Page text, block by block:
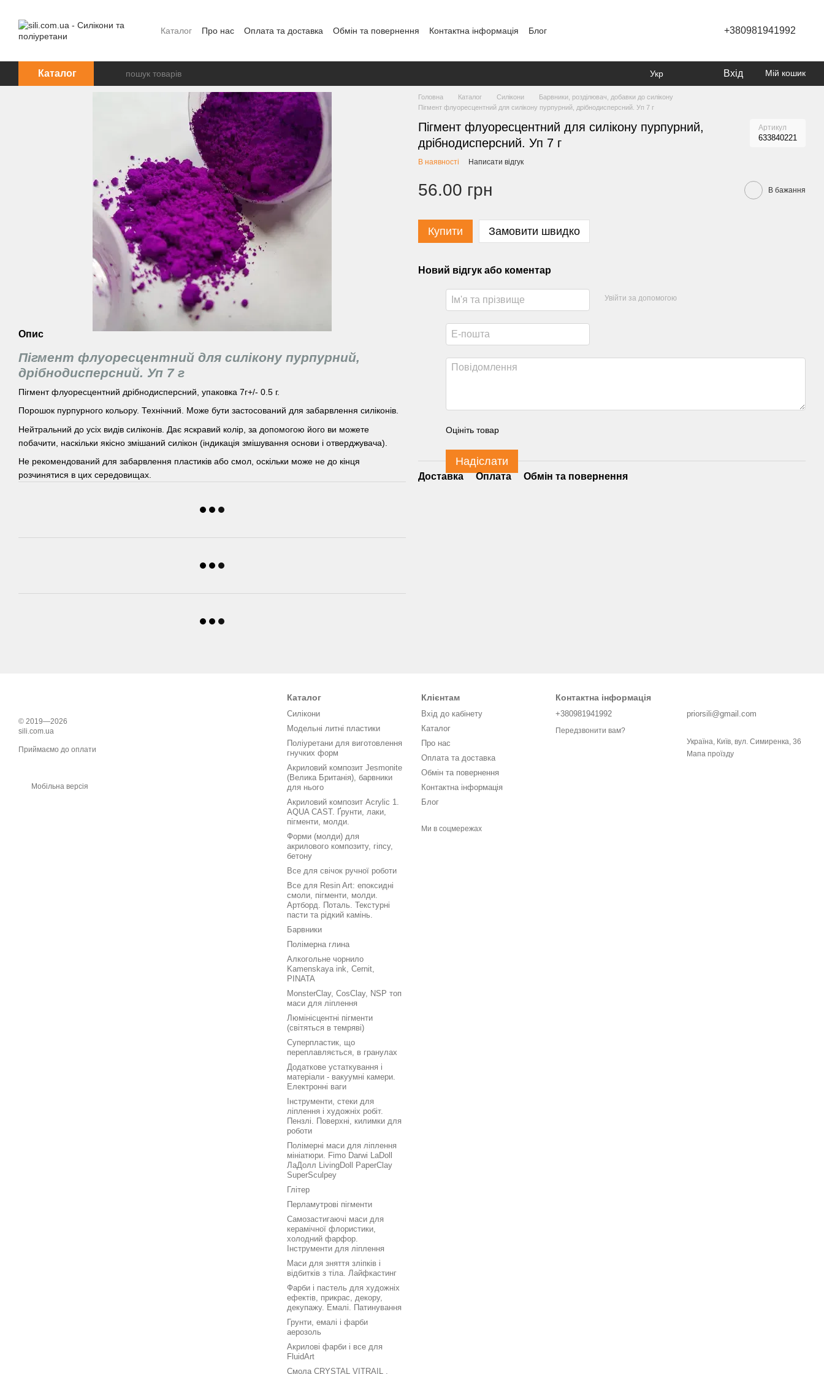
Каталог Про нас Оплата та доставка Обмін та повернення Контактна інформація Блог +380981941992
Каталог Укр Вхід Мій кошик
Опис
Пігмент флуоресцентний для силікону пурпурний,
дрібнодисперсний. Уп 7 г
Пігмент флуоресцентний дрібнодисперсний, упаковка 7г+/- 0.5 г.
Порошок пурпурного кольору. Технічний. Може бути застосований для забарвлення силіконів.
Нейтральний до усіх видів силіконів. Дає яскравий колір, за допомогою його ви можете
побачити, наскільки якісно змішаний силікон (індикація змішування основи і отверджувача).
Не рекомендований для забарвлення пластиків або смол, оскільки може не до кінця
розчинятися в цих середовищах.
Головна Каталог Силікони
Барвники, розділювач, добавки до силікону
Пігмент флуоресцентний для силікону пурпурний, дрібнодисперсний. Уп 7 г
Пігмент флуоресцентний для силікону пурпурний,
дрібнодисперсний. Уп 7 г
Артикул
633840221
В наявності Написати відгук
56.00 грн В бажання
Купити Замовити швидко
Новий відгук або коментар
Увійти за допомогою
Оцініть товар
Надіслати
Доставка Оплата Обмін та повернення
© 2019—2026
sili.com.ua
Приймаємо до оплати
Мобільна версія
Каталог
Силікони
Модельні литні пластики
Поліуретани для виготовлення
гнучких форм
Акриловий композит Jesmonite
(Велика Британія), барвники
для нього
Акриловий композит Acrylic 1.
AQUA CAST. Ґрунти, лаки,
пігменти, молди.
Форми (молди) для
акрилового композиту, гіпсу,
бетону
Все для свічок ручної роботи
Все для Resin Art: епоксидні
смоли, пігменти, молди.
Артборд. Поталь. Текстурні
пасти та рідкий камінь.
Барвники
Полімерна глина
Алкогольне чорнило
Kamenskaya ink, Cernit,
PINATA
MonsterClay, CosClay, NSP топ
маси для ліплення
Люмінісцентні пігменти
(світяться в темряві)
Суперпластик, що
переплавляється, в гранулах
Додаткове устаткування і
матеріали - вакуумні камери.
Електронні ваги
Інструменти, стеки для
ліплення і художніх робіт.
Пензлі. Поверхні, килимки для
роботи
Полімерні маси для ліплення
мініатюри. Fimo Darwi LaDoll
ЛаДолл LivingDoll PaperClay
SuperSculpey
Глітер
Перламутрові пігменти
Самозастигаючі маси для
керамічної флористики,
холодний фарфор.
Інструменти для ліплення
Маси для зняття зліпків і
відбитків з тіла. Лайфкастинг
Фарби і пастель для художніх
ефектів, прикрас, декору,
декупажу. Емалі. Патинування
Грунти, емалі і фарби
аерозоль
Акрилові фарби і все для
FluidArt
Смола CRYSTAL VITRAIL ,
Клієнтам
Вхід до кабінету
Каталог
Про нас
Оплата та доставка
Обмін та повернення
Контактна інформація
Блог
Ми в соцмережах
Контактна інформація
+380981941992
Передзвонити вам?
priorsili@gmail.com
Україна, Київ, вул. Симиренка, 36
Мапа проїзду